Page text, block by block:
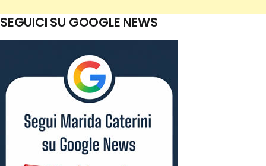
SEGUICI SU GOOGLE NEWS